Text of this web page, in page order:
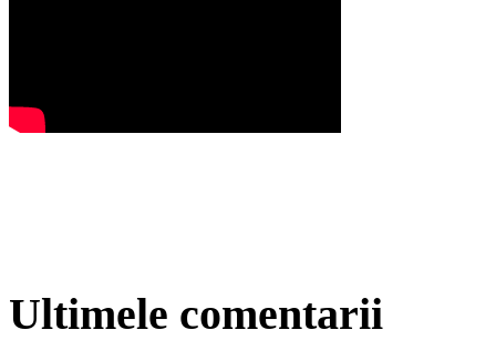
Ultimele comentarii